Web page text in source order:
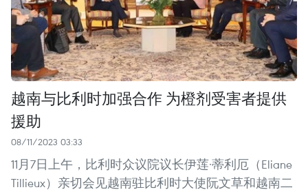
越南与比利时加强合作 为橙剂受害者提供
援助
08/11/2023 03:33
11月7日上午，比利时众议院议长伊莲·蒂利厄（Eliane
Tillieux）亲切会见越南驻比利时大使阮文草和越南二